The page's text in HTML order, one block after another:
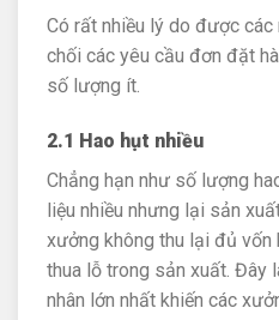
Có rất nhiều lý do được
chối các yêu cầu đơn đặt
số lượng ít.
2.1 Hao hụt nhiều
Chẳng hạn như số lượng
liệu nhiều nhưng lại sản
xưởng không thu lại đủ vốn
thua lỗ trong sản xuất. Đây
nhân lớn nhất khiến các